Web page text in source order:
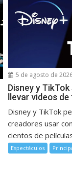
5 de agosto de
Disney y
llevar videos
Disney y TikTok
creadores usar
cientos de
Espectáculos